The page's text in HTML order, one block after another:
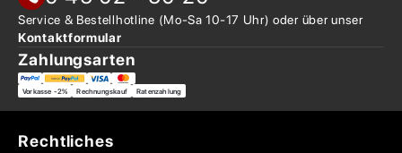
Service & Bestellhotline (Mo-Sa 10-17 Uhr) oder überunser
Kontaktformular
Zahlungsarten
Vorkasse -2% Rechnungskauf Ratenzahlung
Rechtliches